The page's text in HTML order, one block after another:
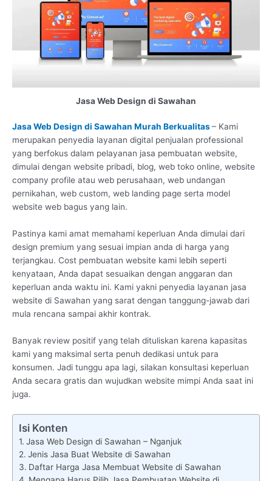
Jasa Web Design di Sawahan
Jasa Web Design di Sawahan Murah Berkualitas– Kami
merupakan penyedia layanan digital penjualan professional
yang berfokus dalam pelayanan jasa pembuatan website,
dimulai dengan website pribadi, blog, web toko online, website
company profile atau web perusahaan, web undangan
pernikahan, web custom, web landing page serta model
website web bagus yang lain.
Pastinya kami amat memahami keperluan Anda dimulai dari
design premium yang sesuai impian anda di harga yang
terjangkau. Cost pembuatan website kami lebih seperti
kenyataan, Anda dapat sesuaikan dengan anggaran dan
keperluan anda waktu ini. Kami yakni penyedia layanan jasa
website di Sawahan yang sarat dengan tanggung-jawab dari
mula rencana sampai akhir kontrak.
Banyak review positif yang telah dituliskan karena kapasitas
kami yang maksimal serta penuh dedikasi untuk para
konsumen. Jadi tunggu apa lagi, silakan konsultasi keperluan
Anda secara gratis dan wujudkan website mimpi Anda saat ini
juga.
Isi Konten
Jasa Web Design di Sawahan – Nganjuk
Jenis Jasa Buat Website di Sawahan
Daftar Harga Jasa Membuat Website di Sawahan